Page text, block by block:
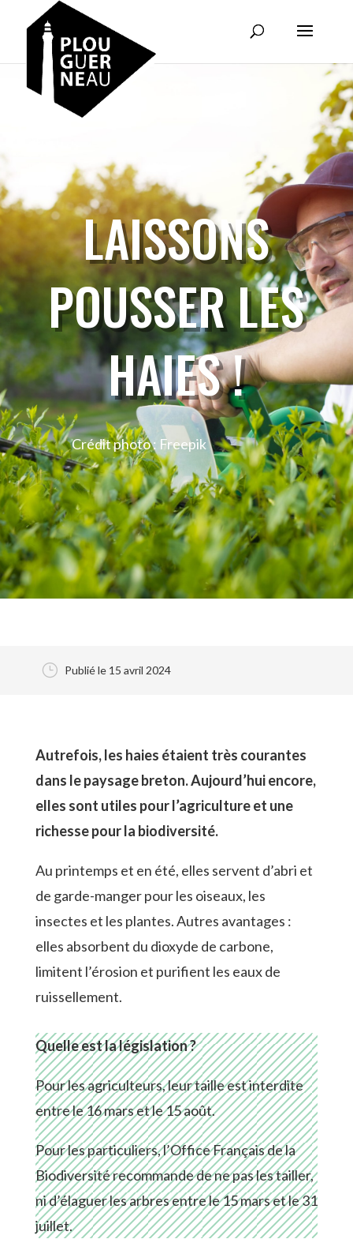
LAISSONS
POUSSER LES
HAIES !
Crédit photo : Freepik
}Publié le 15 avril 2024
Autrefois, les haies étaient très courantes
dans le paysage breton. Aujourd’hui encore,
elles sont utiles pour l’agriculture et une
richesse pour la biodiversité.
Au printemps et en été, elles servent d’abri et
de garde-manger pour les oiseaux, les
insectes et les plantes. Autres avantages :
elles absorbent du dioxyde de carbone,
limitent l’érosion et purifient les eaux de
ruissellement.
Quelle est la législation ?
Pour les agriculteurs, leur taille est interdite
entre le 16 mars et le 15 août.
Pour les particuliers, l’Office Français de la
Biodiversité recommande de ne pas les tailler,
ni d’élaguer les arbres entre le 15 mars et le 31
juillet.